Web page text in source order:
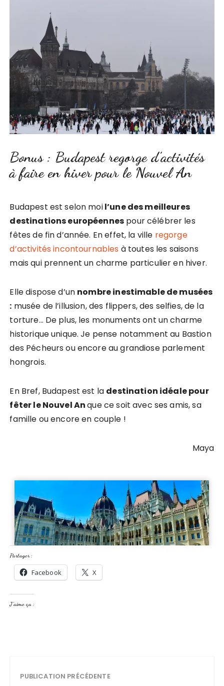
Bonus : Budapest regorge d’activités
à faire en hiver pour le Nouvel An
Budapest est selon moil’une des meilleures
destinations européennes pour célébrer les
fêtes de fin d’année. En effet, la ville regorge
d’activités incontournables à toutes les saisons
mais qui prennent un charme particulier en hiver.
Elle dispose d’un nombre inestimable de musées
: musée de l’illusion, des flippers, des selfies, de la
torture… De plus, les monuments ont un charme
historique unique. Je pense notamment au Bastion
des Pécheurs ou encore au grandiose parlement
hongrois.
En Bref, Budapest est la destination idéale pour
fêter le Nouvel Anque ce soit avec ses amis, sa
famille ou encore en couple !
Maya
Partager :
Facebook X
J’aime ça :
PUBLICATION PRÉCÉDENTE